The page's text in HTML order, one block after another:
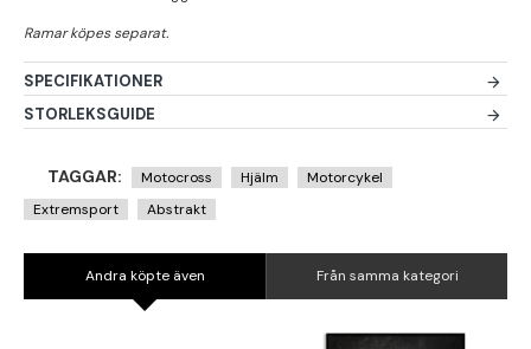
SPECIFIKATIONER
STORLEKSGUIDE
TAGGAR: Motocross Hjälm
Motorcykel
Extremsport
Abstrakt
Andra köpte även Från samma kategori